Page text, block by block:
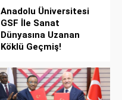
Anadolu Üniversitesi
GSF İle Sanat
Dünyasına Uzanan
Köklü Geçmiş!